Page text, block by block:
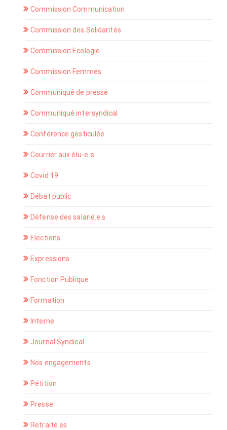
Commission Communication
Commission des Solidarités
Commission Ecologie
Commission Femmes
Communiqué de presse
Communiqué intersyndical
Conférence gesticulée
Courrier aux élu-e-s
Covid 19
Débat public
Défense des salarié.e.s
Elections
Expressions
Fonction Publique
Formation
Interne
Journal Syndical
Nos engagements
Pétition
Presse
Retraité.es